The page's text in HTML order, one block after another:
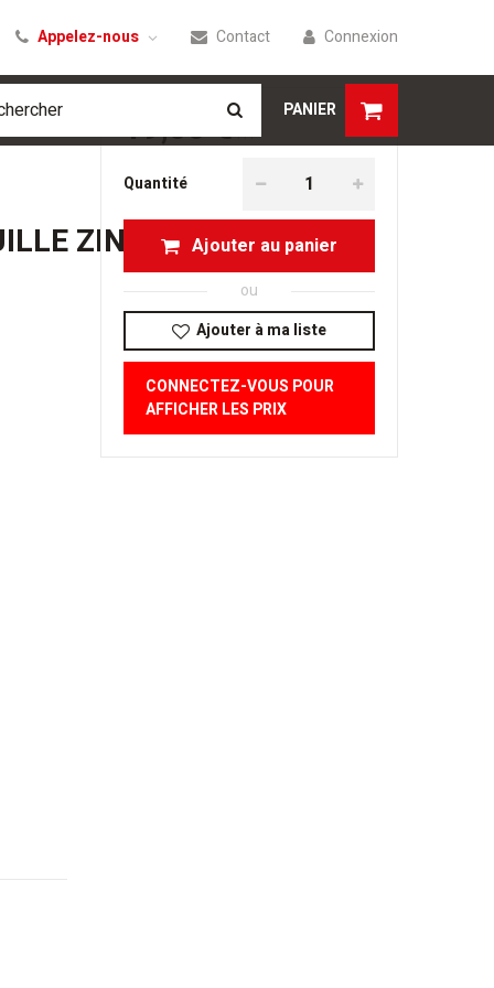
Connexion
Contact
Appelez-nous
PANIER
ZINGUEE
19,00 € HT
Quantité
Ajouter au panier
ou
Ajouter à ma liste
CONNECTEZ-VOUS POUR
AFFICHER LES PRIX